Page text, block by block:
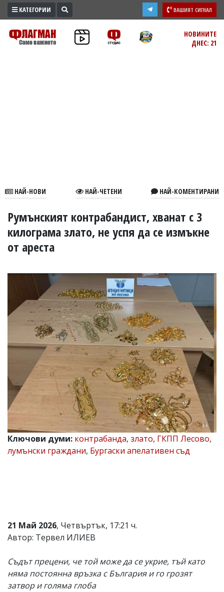
ПРОМО
ЗОНА
В
УКРАЙНА
СПОРТ
РАЗСЛЕДВАНЕ
БИЗНЕС
Управители:
Веселин
email:
v.vasilev@flagman.bg
Касабова,
еmail:
k.kassabova@flagman.bg
Главен
редактор:
email:
office@flagman.bg
и
не
отговорност
тях!
Ако
КАТЕГОРИИ ВАШИЯТ СИГНАЛ
НОВИНИТЕ
ДНЕС: 21
НАЙ-НОВИ НАЙ-ЧЕТЕНИ НАЙ-КОМЕНТИРАНИ
Румънският контрабандист, хванат с 3
килограма злато, не успя да се измъкне
от ареста
Ключови думи: контрабанда, злато, ГКПП Лесово,
лумънски граждани, Бургаски апелативен съд
21 Май 2026, Четвъртък, 17:21 ч.
Автор: Тервел ИЛИЕВ
Съдът прецени, че той може да се укрие, тъй като
няма постоянна връзка с България и го грозят
затвор и голяма глоба